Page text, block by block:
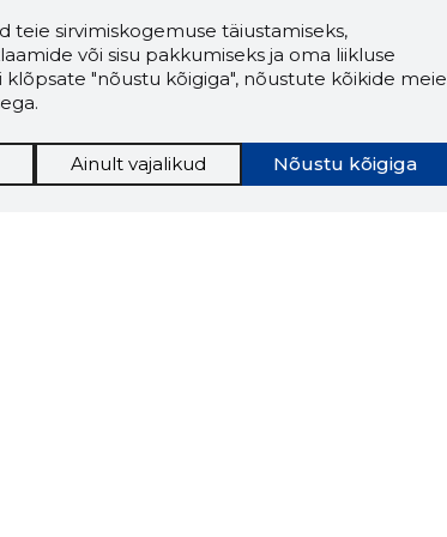
teie sirvimiskogemuse täiustamiseks,
või sisu pakkumiseks ja oma liikluse
klõpsate "nõustu kõigiga", nõustute kõikide meie
Nõustu kõigiga
Ainult vajalikud